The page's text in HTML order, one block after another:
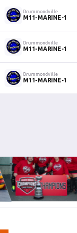
Drummondville
M11-MARINE-1
Drummondville
M11-MARINE-1
Drummondville
M11-MARINE-1